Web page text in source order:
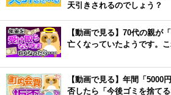
天引きされるのでしょう？
【動画で見る】70代の親が
亡くなっていたようです。
【動画で見る】年間「5000
否したら「今後ゴミを捨て